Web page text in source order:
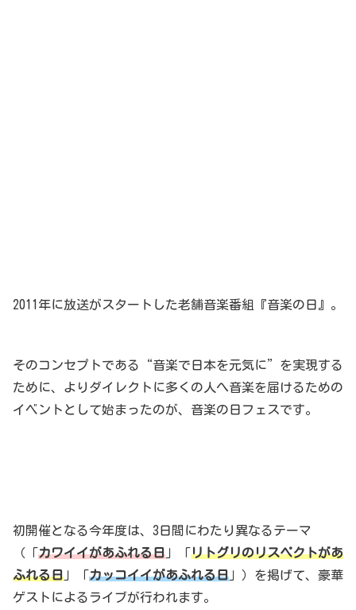
2011年に放送がスタートした老舗音楽番組『音楽の日』。
そのコンセプトである“音楽で日本を元気に”を実現する
ために、よりダイレクトに多くの人へ音楽を届けるための
イベントとして始まったのが、音楽の日フェスです。
初開催となる今年度は、3日間にわたり異なるテーマ
（「カワイイがあふれる日 」「リトグリのリスペクトがあ
ふれる日 」「カッコイイがあふれる日 」）を掲げて、豪華
ゲストによるライブが行われます。